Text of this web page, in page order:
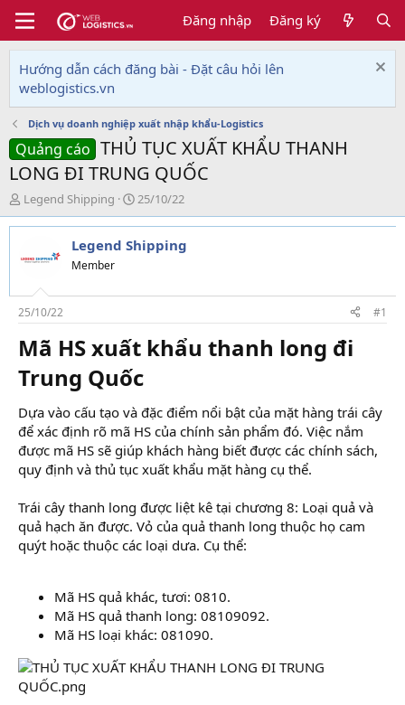
Đăng nhập Đăng ký
Hướng dẫn cách đăng bài - Đặt câu hỏi lên
weblogistics.vn
Dịch vụ doanh nghiệp xuất nhập khẩu-Logistics
Quảng cáo THỦ TỤC XUẤT KHẨU THANH
LONG ĐI TRUNG QUỐC
T
h
r
a
s
t
a
r
t
e
Legend Shipping
N
g
à
y
i
25/10/22
Legend Shipping
Member
25/10/22 #1
Mã HS xuất khẩu thanh long đi
Trung Quốc​
Dựa vào cấu tạo và đặc điểm nổi bật của mặt hàng trái cây
để xác định rõ mã HS của chính sản phẩm đó. Việc nắm
được mã HS sẽ giúp khách hàng biết được các chính sách,
quy định và thủ tục xuất khẩu mặt hàng cụ thể.
Trái cây thanh long được liệt kê tại chương 8: Loại quả và
quả hạch ăn được. Vỏ của quả thanh long thuộc họ cam
quýt hoặc thuộc các loại dưa. Cụ thể:
Mã HS quả khác, tươi: 0810.
Mã HS quả thanh long: 08109092.
Mã HS loại khác: 081090.